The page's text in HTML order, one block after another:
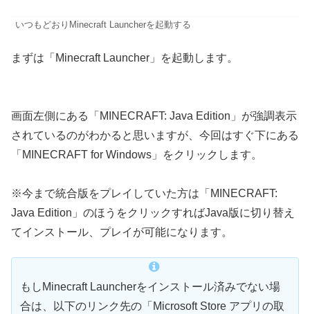
いつもどおりMinecraft Launcherを起動する
まずは「Minecraft Launcher」を起動します。
画面左側にある「MINECRAFT: Java Edition」が強調表示
されているのがわかると思いますが、今回はすぐ下にある
「MINECRAFT for Windows」をクリックします。
※今まで統合版をプレイしていた方は「MINECRAFT:
Java Edition」のほうをクリックすればJava版に切り替え
てインストール、プレイが可能になります。
もしMinecraft Launcherをインストール済みでない場
合は、以下のリンク先の「Microsoft Store アプリの取